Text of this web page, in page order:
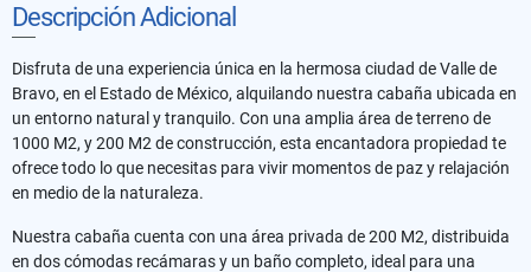
Descripción Adicional
Disfruta de una experiencia única en la hermosa ciudad de Valle de
Bravo, en el Estado de México, alquilando nuestra cabaña ubicada en
un entorno natural y tranquilo. Con una amplia área de terreno de
1000 M2, y 200 M2 de construcción, esta encantadora propiedad te
ofrece todo lo que necesitas para vivir momentos de paz y relajación
en medio de la naturaleza.
Nuestra cabaña cuenta con una área privada de 200 M2, distribuida
en dos cómodas recámaras y un baño completo, ideal para una